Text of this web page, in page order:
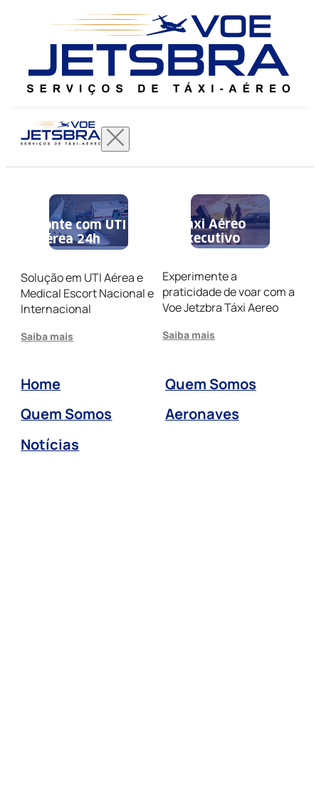
Conte com UTI
Aérea 24h
Solução em UTI Aérea e
Medical Escort Nacional e
Internacional
Saiba mais
Táxi Aéreo
Executivo
Experimente a
praticidade de voar com a
Voe Jetzbra Táxi Aereo
Saiba mais
Home
Quem Somos
Quem Somos
Aeronaves
Notícias